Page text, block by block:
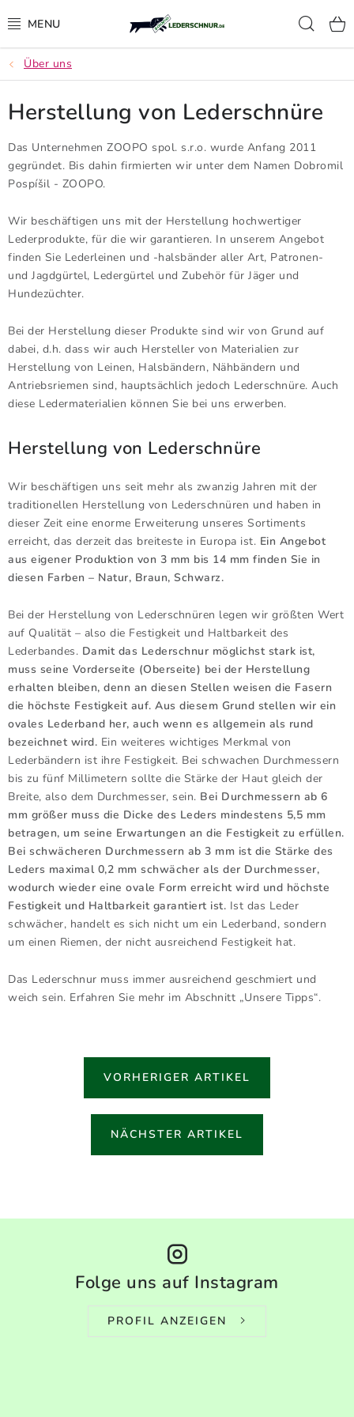
Inhalt
LEDERSCHNUR
FÜHRLEINEN
AUSSTELLUNG HUNDELEINEN
UMHÄNGELEINEN
RINDLEDER GÜRTEL
SCHWEISSRIEMEN, NACHSUCHLEINE UND S
CHWEISSHALSBÄNDER
GEWEHRRIEMEN
VERLÄNGERUNGSLEINEN
KOPPELLEINEN FÜR ZWEI HUNDE
HALSBÄNDER FÜR HUNDE
Widerrufsbelehrung
Geschäftsbedingungen
Impressum
Datenschutzerklärung Kontakte
Über uns
Herstellung von Lederschnüre
Das Unternehmen ZOOPO spol. s.r.o. wurde Anfang 2011
gegründet. Bis dahin firmierten wir unter dem Namen Dobromil
Pospíšil - ZOOPO.
Wir beschäftigen uns mit der Herstellung hochwertiger
Lederprodukte, für die wir garantieren. In unserem Angebot
finden Sie Lederleinen und -halsbänder aller Art, Patronen-
und Jagdgürtel, Ledergürtel und Zubehör für Jäger und
Hundezüchter.
Bei der Herstellung dieser Produkte sind wir von Grund auf
dabei, d.h. dass wir auch Hersteller von Materialien zur
Herstellung von Leinen, Halsbändern, Nähbändern und
Antriebsriemen sind, hauptsächlich jedoch Lederschnüre. Auch
diese Ledermaterialien können Sie bei uns erwerben.
Herstellung von Lederschnüre
Wir beschäftigen uns seit mehr als zwanzig Jahren mit der
traditionellen Herstellung von Lederschnüren und haben in
dieser Zeit eine enorme Erweiterung unseres Sortiments
erreicht, das derzeit das breiteste in Europa ist. Ein Angebot
aus eigener Produktion von 3 mm bis 14 mm finden Sie in
diesen Farben – Natur, Braun, Schwarz.
Bei der Herstellung von Lederschnüren legen wir größten Wert
auf Qualität – also die Festigkeit und Haltbarkeit des
Lederbandes. Damit das Lederschnur möglichst stark ist,
muss seine Vorderseite (Oberseite) bei der Herstellung
erhalten bleiben, denn an diesen Stellen weisen die Fasern
die höchste Festigkeit auf. Aus diesem Grund stellen wir ein
ovales Lederband her, auch wenn es allgemein als rund
bezeichnet wird. Ein weiteres wichtiges Merkmal von
Lederbändern ist ihre Festigkeit. Bei schwachen Durchmessern
bis zu fünf Millimetern sollte die Stärke der Haut gleich der
Breite, also dem Durchmesser, sein. Bei Durchmessern ab 6
mm größer muss die Dicke des Leders mindestens 5,5 mm
betragen, um seine Erwartungen an die Festigkeit zu erfüllen.
Bei schwächeren Durchmessern ab 3 mm ist die Stärke des
Leders maximal 0,2 mm schwächer als der Durchmesser,
wodurch wieder eine ovale Form erreicht wird und höchste
Festigkeit und Haltbarkeit garantiert ist. Ist das Leder
schwächer, handelt es sich nicht um ein Lederband, sondern
um einen Riemen, der nicht ausreichend Festigkeit hat.
Das Lederschnur muss immer ausreichend geschmiert und
weich sein. Erfahren Sie mehr im Abschnitt „Unsere Tipps“.
VORHERIGER ARTIKEL
NÄCHSTER ARTIKEL
Folge uns auf Instagram
PROFIL ANZEIGEN